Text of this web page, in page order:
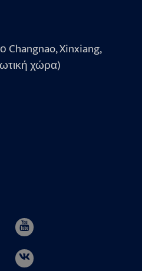
Changnao, Xinxiang,
χώρα)